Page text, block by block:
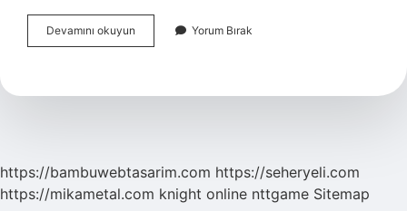
Devamını okuyun
Bypass
Sürüyor
Yorum Bırak
https://bambuwebtasarim.com https://seheryeli.com
https://mikametal.com knight online nttgame Sitemap